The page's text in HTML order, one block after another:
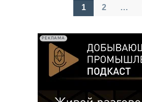
Пагинация
1 2 …
РЕКЛАМА